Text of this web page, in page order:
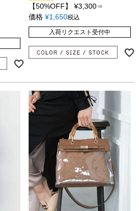
【50%OFF】 ¥3,300⇒
価格 ¥1,650税込
入荷リクエスト受付中